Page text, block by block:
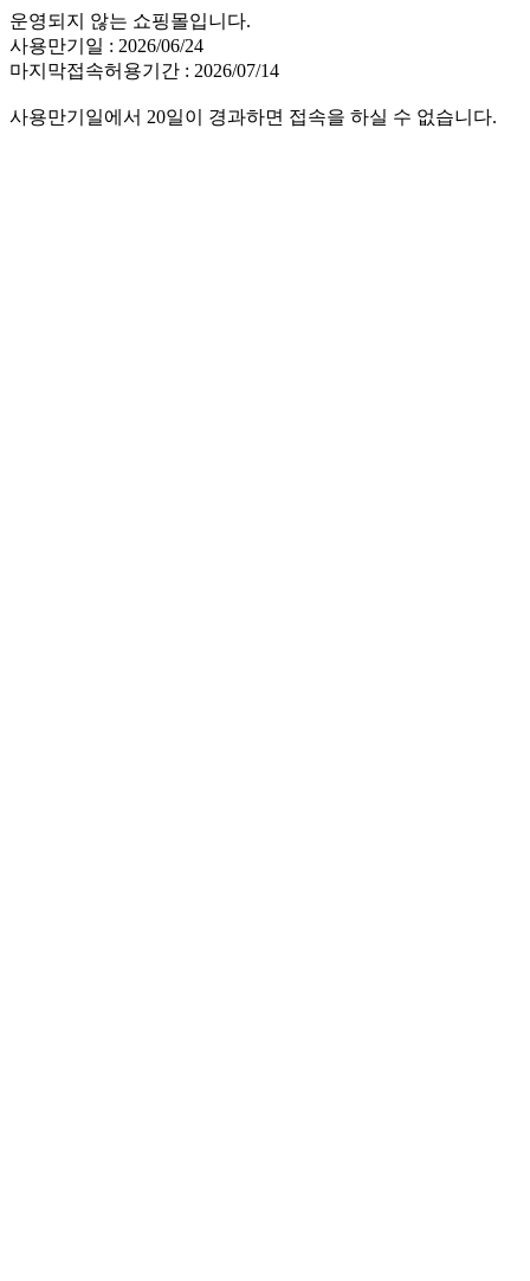
운영되지 않는 쇼핑몰입니다.
사용만기일 : 2026/06/24
마지막접속허용기간 : 2026/07/14
사용만기일에서 20일이 경과하면 접속을 하실 수 없습니다.